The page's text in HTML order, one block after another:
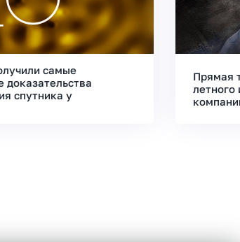
самые
доказательства
спутника у
Прямая
летного